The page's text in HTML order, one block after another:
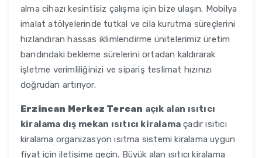
alma cihazı kesintisiz çalışma için bize ulaşın. Mobilya
imalat atölyelerinde tutkal ve cila kurutma süreçlerini
hızlandıran hassas iklimlendirme ünitelerimiz üretim
bandındaki bekleme sürelerini ortadan kaldırarak
işletme verimliliğinizi ve sipariş teslimat hızınızı
doğrudan artırıyor.
Erzincan Merkez Tercan açık alan ısıtıcı
kiralama dış mekan ısıtıcı kiralama çadır ısıtıcı
kiralama organizasyon ısıtma sistemi kiralama uygun
fiyat için iletişime geçin. Büyük alan ısıtıcı kiralama